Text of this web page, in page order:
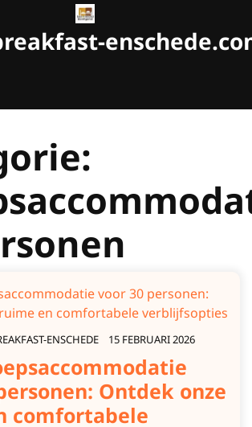
ENSCHEDE 15 FEBRUARI 2026
Ontdek onze
comfortabele